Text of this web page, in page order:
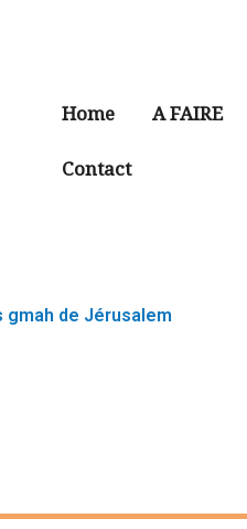
Home A FAIRE
Contact
gmah de Jérusalem